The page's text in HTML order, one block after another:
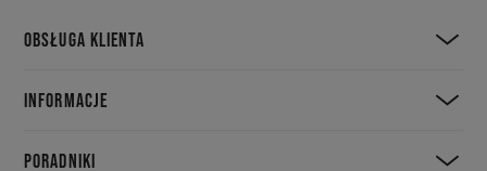
OBSŁUGA KLIENTA
INFORMACJE
PORADNIKI